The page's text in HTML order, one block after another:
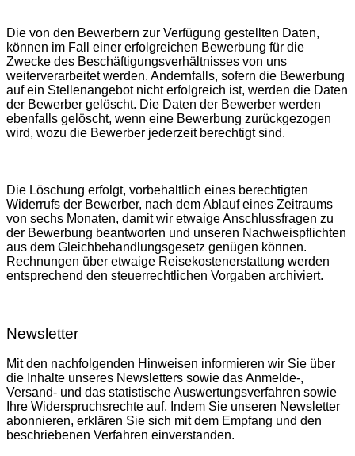
Die von den Bewerbern zur Verfügung gestellten Daten,
können im Fall einer erfolgreichen Bewerbung für die
Zwecke des Beschäftigungsverhältnisses von uns
weiterverarbeitet werden. Andernfalls, sofern die Bewerbung
auf ein Stellenangebot nicht erfolgreich ist, werden die Daten
der Bewerber gelöscht. Die Daten der Bewerber werden
ebenfalls gelöscht, wenn eine Bewerbung zurückgezogen
wird, wozu die Bewerber jederzeit berechtigt sind.
Die Löschung erfolgt, vorbehaltlich eines berechtigten
Widerrufs der Bewerber, nach dem Ablauf eines Zeitraums
von sechs Monaten, damit wir etwaige Anschlussfragen zu
der Bewerbung beantworten und unseren Nachweispflichten
aus dem Gleichbehandlungsgesetz genügen können.
Rechnungen über etwaige Reisekostenerstattung werden
entsprechend den steuerrechtlichen Vorgaben archiviert.
Newsletter
Mit den nachfolgenden Hinweisen informieren wir Sie über
die Inhalte unseres Newsletters sowie das Anmelde-,
Versand- und das statistische Auswertungsverfahren sowie
Ihre Widerspruchsrechte auf. Indem Sie unseren Newsletter
abonnieren, erklären Sie sich mit dem Empfang und den
beschriebenen Verfahren einverstanden.